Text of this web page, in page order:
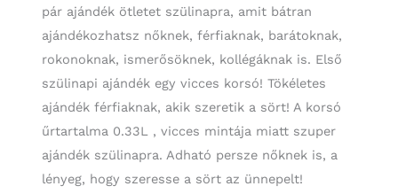
pár ajándék ötletet szülinapra, amit bátran
ajándékozhatsz nőknek, férfiaknak, barátoknak,
rokonoknak, ismerősöknek, kollégáknak is. Első
szülinapi ajándék egy vicces korsó! Tökéletes
ajándék férfiaknak, akik szeretik a sört! A korsó
űrtartalma 0.33L , vicces mintája miatt szuper
ajándék szülinapra. Adható persze nőknek is, a
lényeg, hogy szeresse a sört az ünnepelt!